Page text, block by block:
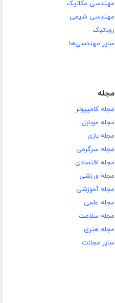
مهندسی مکانیک
مهندسی شیمی
روباتیک
سایر مهندسی‌ها
مجله
مجله کامپیوتر
مجله موبایل
مجله بازی
مجله سرگرمی
مجله اقتصادی
مجله ورزشی
مجله آموزشی
مجله علمی
مجله سلامت
مجله هنری
سایر مجلات